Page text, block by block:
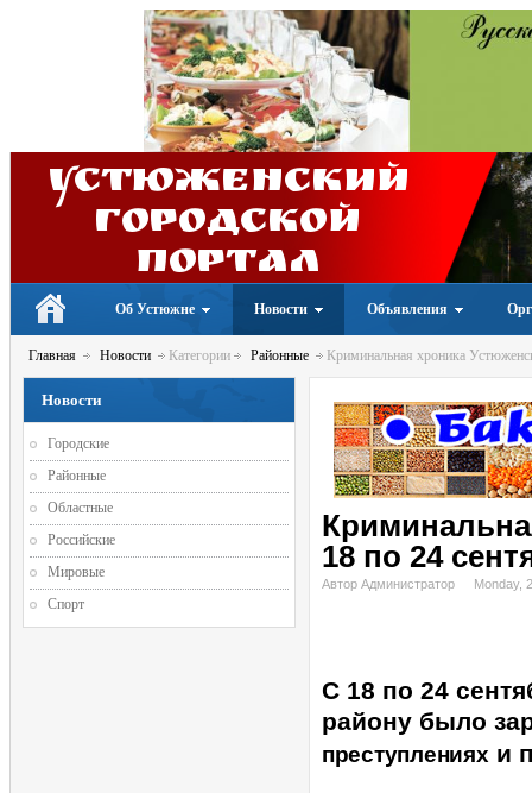
Устюженский
Городской
портал
Об Устюжне Новости Объявления
Главная Новости Категории Районные Криминальная хроника
18 по 24
Автор Администратор Monday,
С 18 по 24
району было
преступлениях и
Новости
Городские
Районные
Областные
Российские
Мировые
Спорт